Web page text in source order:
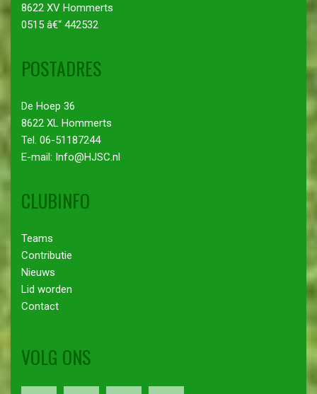
8622 XV Hommerts
0515 â€“ 442532
POSTADRES
De Hoep 36
8622 XL Hommerts
Tel. 06-51187244
E-mail: Info@HJSC.nl
CLUBINFO
Teams
Contributie
Nieuws
Lid worden
Contact
VOLG ONS